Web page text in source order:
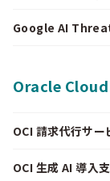
Google AI
Oracle
OCI 請求代行サー
OCI 生成 AI 導入